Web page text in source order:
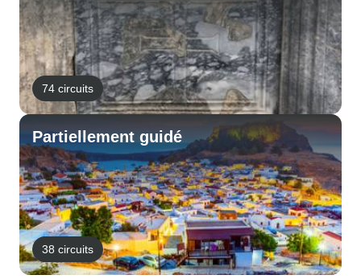
74 circuits
Partiellement guidé
38 circuits